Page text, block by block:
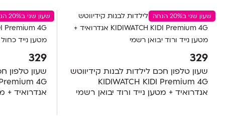
שעון שני ב20% הנחה
329
שעון טלפון חכם לילדות לבנות קידיווטש
KIDIWATCH KIDI Premium 4G
אנדרואיד + מטען נייד ורוד יבואן רשמי
שעון שני ב20% הנחה
329
שעון טלפון
4G
אנדרואיד +